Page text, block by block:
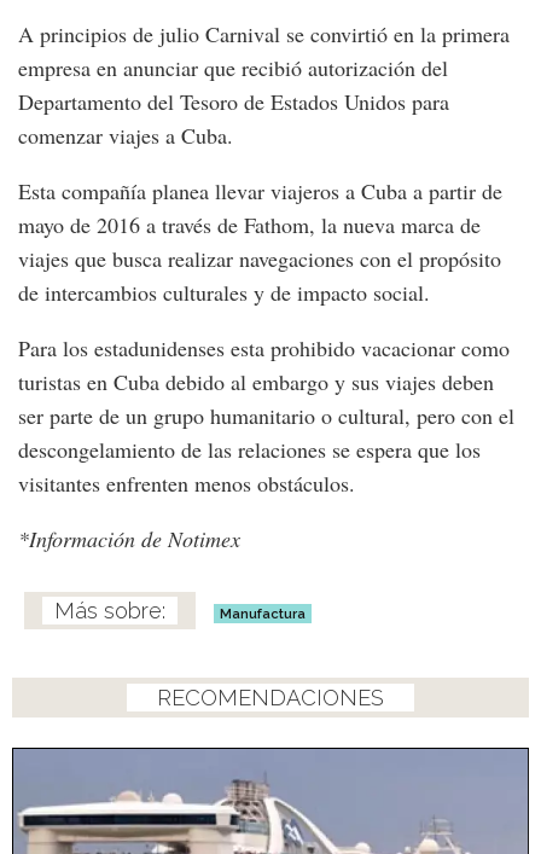
A principios de julio Carnival se convirtió en la primera
empresa en anunciar que recibió autorización del
Departamento del Tesoro de Estados Unidos para
comenzar viajes a Cuba.
Esta compañía planea llevar viajeros a Cuba a partir de
mayo de 2016 a través de Fathom, la nueva marca de
viajes que busca realizar navegaciones con el propósito
de intercambios culturales y de impacto social.
Para los estadunidenses esta prohibido vacacionar como
turistas en Cuba debido al embargo y sus viajes deben
ser parte de un grupo humanitario o cultural, pero con el
descongelamiento de las relaciones se espera que los
visitantes enfrenten menos obstáculos.
*Información de Notimex
Manufactura
RECOMENDACIONES